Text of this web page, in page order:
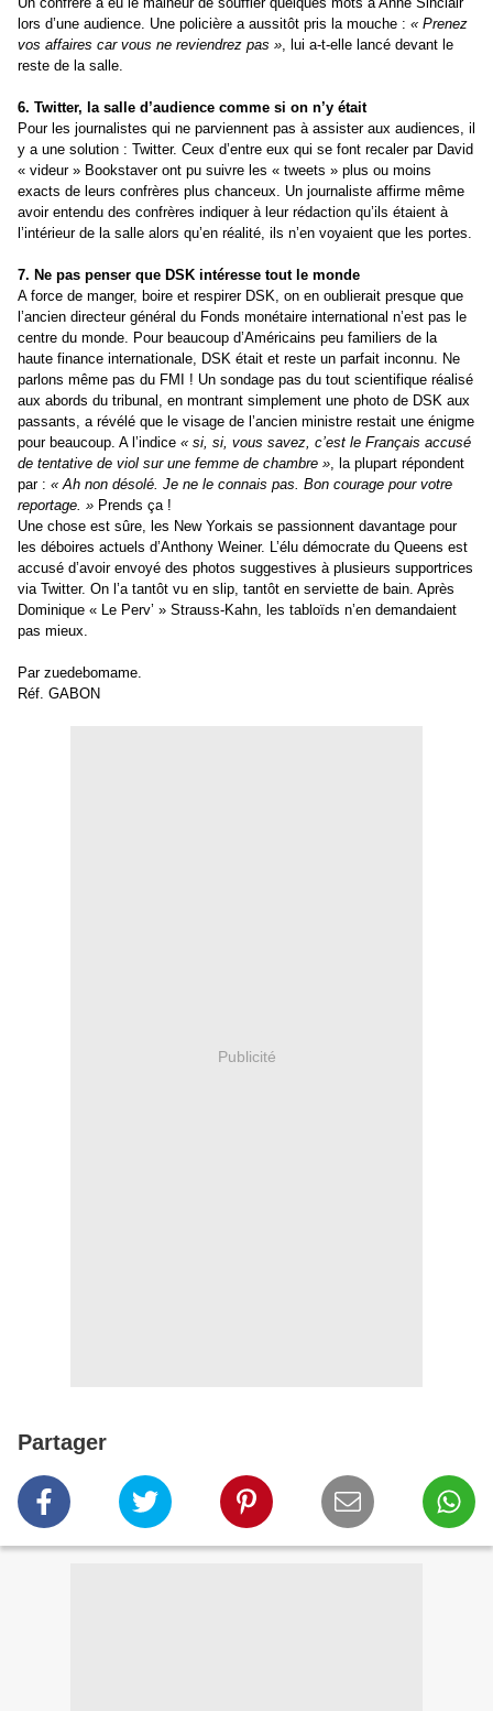
lors d’une audience. Une policière a aussitôt pris la mouche : « Prenez
vos affaires car vous ne reviendrez pas », lui a-t-elle lancé devant le
reste de la salle.
6. Twitter, la salle d’audience comme si on n’y était
Pour les journalistes qui ne parviennent pas à assister aux audiences, il
y a une solution : Twitter. Ceux d’entre eux qui se font recaler par David
« videur » Bookstaver ont pu suivre les « tweets » plus ou moins
exacts de leurs confrères plus chanceux. Un journaliste affirme même
avoir entendu des confrères indiquer à leur rédaction qu’ils étaient à
l’intérieur de la salle alors qu’en réalité, ils n’en voyaient que les portes.
7. Ne pas penser que DSK intéresse tout le monde
A force de manger, boire et respirer DSK, on en oublierait presque que
l’ancien directeur général du Fonds monétaire international n’est pas le
centre du monde. Pour beaucoup d’Américains peu familiers de la
haute finance internationale, DSK était et reste un parfait inconnu. Ne
parlons même pas du FMI ! Un sondage pas du tout scientifique réalisé
aux abords du tribunal, en montrant simplement une photo de DSK aux
passants, a révélé que le visage de l’ancien ministre restait une énigme
pour beaucoup. A l’indice « si, si, vous savez, c’est le Français accusé
de tentative de viol sur une femme de chambre », la plupart répondent
par : « Ah non désolé. Je ne le connais pas. Bon courage pour votre
reportage. » Prends ça !
Une chose est sûre, les New Yorkais se passionnent davantage pour
les déboires actuels d’Anthony Weiner. L’élu démocrate du Queens est
accusé d’avoir envoyé des photos suggestives à plusieurs supportrices
via Twitter. On l’a tantôt vu en slip, tantôt en serviette de bain. Après
Dominique « Le Perv’ » Strauss-Kahn, les tabloïds n’en demandaient
pas mieux.
Par zuedebomame.
Réf. GABON
Publicité
Partager